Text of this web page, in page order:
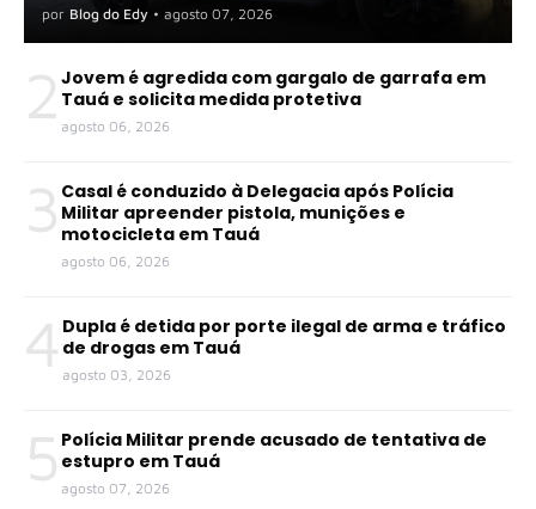
por Blog do Edy • agosto 07, 2026
2 Jovem é agredida com gargalo de garrafa em
Tauá e solicita medida protetiva
agosto 06, 2026
3 Casal é conduzido à Delegacia após Polícia
Militar apreender pistola, munições e
motocicleta em Tauá
agosto 06, 2026
4 Dupla é detida por porte ilegal de arma e tráfico
de drogas em Tauá
agosto 03, 2026
5 Polícia Militar prende acusado de tentativa de
estupro em Tauá
agosto 07, 2026